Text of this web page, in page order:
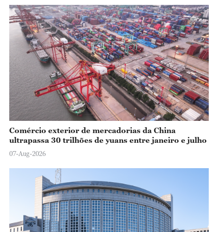
Comércio exterior de mercadorias da China
ultrapassa 30 trilhões de yuans entre janeiro e julho
07-Aug-2026